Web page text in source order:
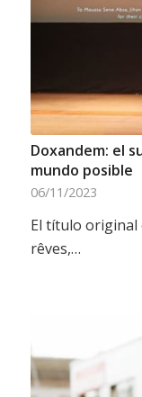
Doxandem: el
mundo posible
06/11/2023
El título original
rêves,…